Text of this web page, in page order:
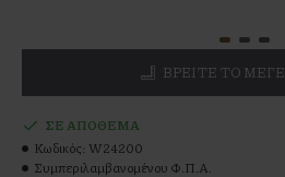
ΒΡΕΊΤΕ ΤΟ
ΣΕ ΑΠΌΘΕΜΑ
Κωδικός: W24200
Συμπεριλαμβανομένου Φ.Π.Α.